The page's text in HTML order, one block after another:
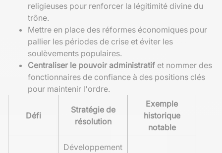
religieuses pour renforcer la légitimité divine du
trône.
Mettre en place des réformes économiques pour
pallier les périodes de crise et éviter les
soulèvements populaires.
Centraliser le pouvoir administratif et nommer des
fonctionnaires de confiance à des positions clés
pour maintenir l'ordre.
Défi
Stratégie de
résolution
Exemple
historique
notable
Développement